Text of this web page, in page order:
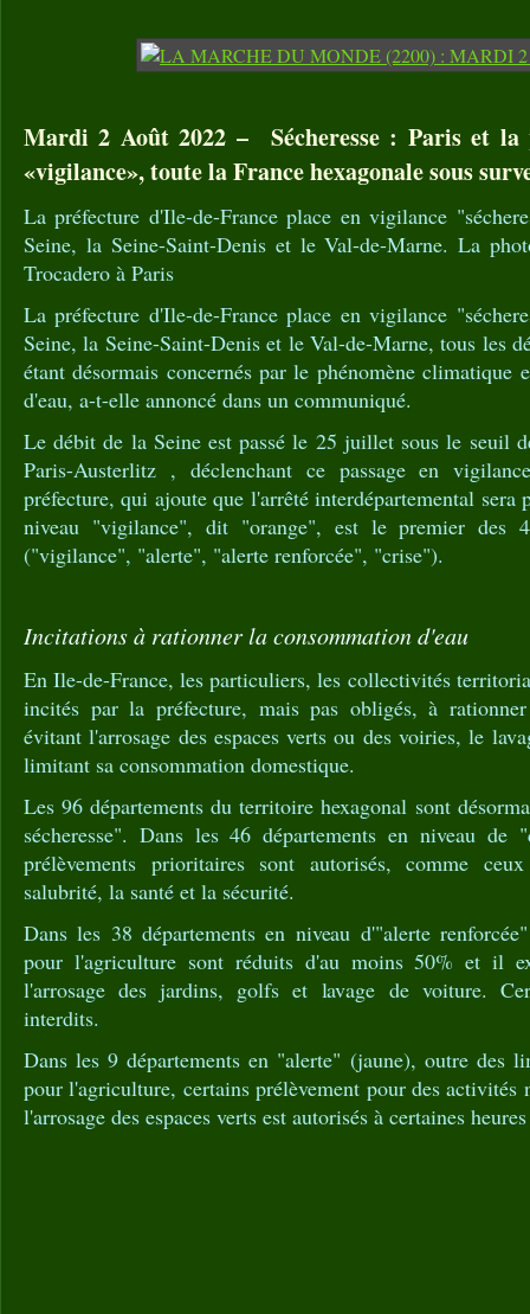
Mardi 2 Août 2022 – Sécheresse : Paris et la
«vigilance», toute la France hexagonale sous
La préfecture d'Ile-de-France place en vigilance
Seine, la Seine-Saint-Denis et le Val-de-Marne. La
Trocadero à Paris
La préfecture d'Ile-de-France place en vigilance
Seine, la Seine-Saint-Denis et le Val-de-Marne, tous les
étant désormais concernés par le phénomène climatique
d'eau, a-t-elle annoncé dans un communiqué.
Le débit de la Seine est passé le 25 juillet sous le seuil
Paris-Austerlitz , déclenchant ce passage en
préfecture, qui ajoute que l'arrêté interdépartemental
niveau "vigilance", dit "orange", est le premier des 4
("vigilance", "alerte", "alerte renforcée", "crise").
Incitations à rationner la consommation d'eau
En Ile-de-France, les particuliers, les collectivités
incités par la préfecture, mais pas obligés, à
évitant l'arrosage des espaces verts ou des voiries, le
limitant sa consommation domestique.
Les 96 départements du territoire hexagonal sont
sécheresse". Dans les 46 départements en niveau de
prélèvements prioritaires sont autorisés, comme
salubrité, la santé et la sécurité.
Dans les 38 départements en niveau d'"alerte
pour l'agriculture sont réduits d'au moins 50% et il
l'arrosage des jardins, golfs et lavage de voiture.
interdits.
Dans les 9 départements en "alerte" (jaune), outre des
pour l'agriculture, certains prélèvement pour des activités
l'arrosage des espaces verts est autorisés à certaines